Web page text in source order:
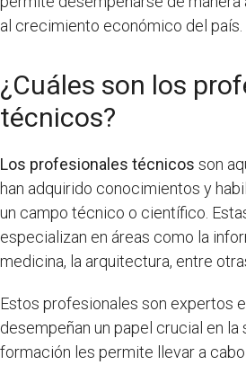
al crecimiento económico del país.
¿Cuáles son los
técnicos?
Los profesionales técnicos son
han adquirido conocimientos y
un campo técnico o científico.
especializan en áreas como la
medicina, la arquitectura, entre
Estos profesionales son expertos
desempeñan un papel crucial en la
formación les permite llevar a